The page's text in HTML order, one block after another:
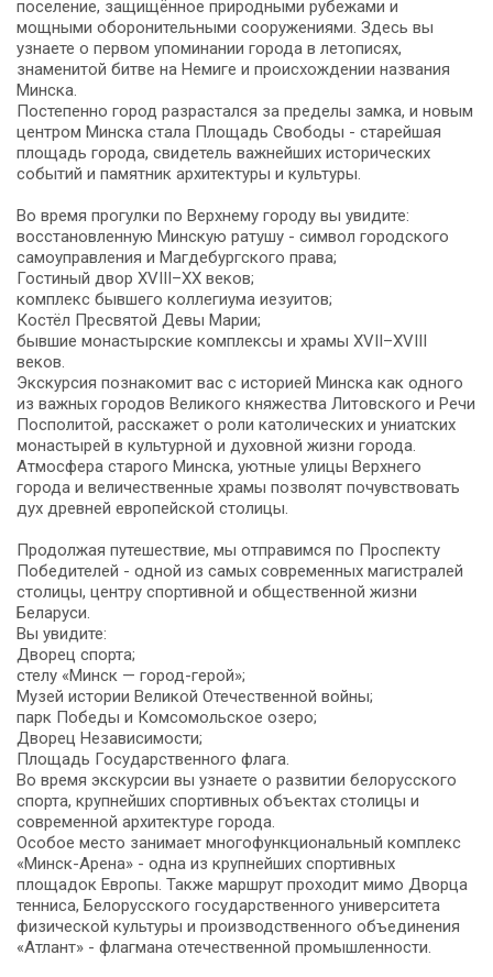
поселение, защищённое природными рубежами и
мощными оборонительными сооружениями. Здесь вы
узнаете о первом упоминании города в летописях,
знаменитой битве на Немиге и происхождении названия
Минска.
Постепенно город разрастался за пределы замка, и новым
центром Минска стала Площадь Свободы - старейшая
площадь города, свидетель важнейших исторических
событий и памятник архитектуры и культуры.
Во время прогулки по Верхнему городу вы увидите:
восстановленную Минскую ратушу - символ городского
самоуправления и Магдебургского права;
Гостиный двор XVIII–XX веков;
комплекс бывшего коллегиума иезуитов;
Костёл Пресвятой Девы Марии;
бывшие монастырские комплексы и храмы XVII–XVIII
веков.
Экскурсия познакомит вас с историей Минска как одного
из важных городов Великого княжества Литовского и Речи
Посполитой, расскажет о роли католических и униатских
монастырей в культурной и духовной жизни города.
Атмосфера старого Минска, уютные улицы Верхнего
города и величественные храмы позволят почувствовать
дух древней европейской столицы.
Продолжая путешествие, мы отправимся по Проспекту
Победителей - одной из самых современных магистралей
столицы, центру спортивной и общественной жизни
Беларуси.
Вы увидите:
Дворец спорта;
стелу «Минск — город-герой»;
Музей истории Великой Отечественной войны;
парк Победы и Комсомольское озеро;
Дворец Независимости;
Площадь Государственного флага.
Во время экскурсии вы узнаете о развитии белорусского
спорта, крупнейших спортивных объектах столицы и
современной архитектуре города.
Особое место занимает многофункциональный комплекс
«Минск-Арена» - одна из крупнейших спортивных
площадок Европы. Также маршрут проходит мимо Дворца
тенниса, Белорусского государственного университета
физической культуры и производственного объединения
«Атлант» - флагмана отечественной промышленности.